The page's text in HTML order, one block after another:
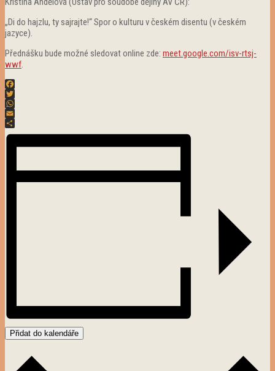
„Di do hajzlu, ty sajrajte!“ Spor o kulturu v českém disentu (v českém
jazyce).
Přednášku bude možné sledovat online zde: meet.google.com/isv-rtsj-
wwf.
Facebook
Twitter
WhatsApp
Email
Share
Přidat do kalendáře